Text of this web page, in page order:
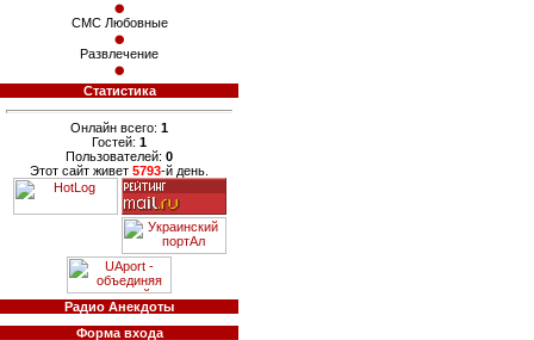
СМС Любовные
Развлечение
Статистика
Онлайн всего: 1
Гостей: 1
Пользователей: 0
Этот сайт живет 5793-й день.
Радио Анекдоты
Форма входа